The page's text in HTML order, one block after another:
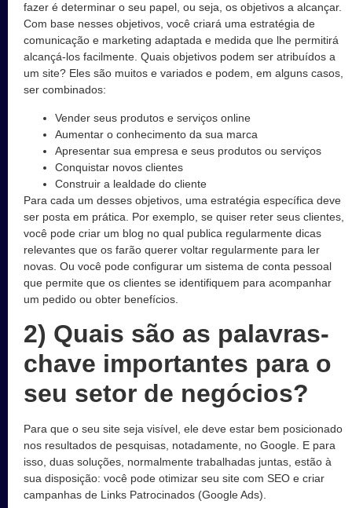
fazer é determinar o seu papel, ou seja, os objetivos a alcançar.
Com base nesses objetivos, você criará uma estratégia de
comunicação e marketing adaptada e medida que lhe permitirá
alcançá-los facilmente. Quais objetivos podem ser atribuídos a
um site? Eles são muitos e variados e podem, em alguns casos,
ser combinados:
Vender seus produtos e serviços online
Aumentar o conhecimento da sua marca
Apresentar sua empresa e seus produtos ou serviços
Conquistar novos clientes
Construir a lealdade do cliente
Para cada um desses objetivos, uma estratégia específica deve
ser posta em prática. Por exemplo, se quiser reter seus clientes,
você pode criar um blog no qual publica regularmente dicas
relevantes que os farão querer voltar regularmente para ler
novas. Ou você pode configurar um sistema de conta pessoal
que permite que os clientes se identifiquem para acompanhar
um pedido ou obter benefícios.
2) Quais são as palavras-
chave importantes para o
seu setor de negócios?
Para que o seu site seja visível, ele deve estar bem posicionado
nos resultados de pesquisas, notadamente, no Google. E para
isso, duas soluções, normalmente trabalhadas juntas, estão à
sua disposição: você pode otimizar seu site com SEO e criar
campanhas de Links Patrocinados (Google Ads).